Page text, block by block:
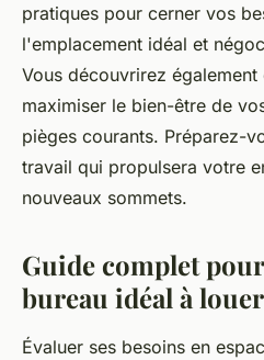
pratiques pour cerner vos
l'emplacement idéal et
Vous découvrirez
maximiser le bien-être de
pièges courants. Préparez-
travail qui propulsera votre
nouveaux sommets.
Guide complet
bureau idéal à louer
Évaluer ses besoins en